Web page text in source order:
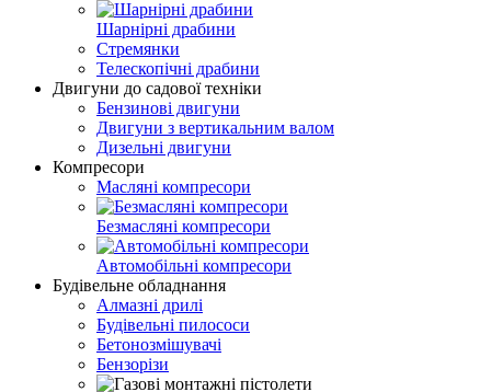
Шарнірні драбини
Стремянки
Телескопічні драбини
Двигуни до садової техніки
Бензинові двигуни
Двигуни з вертикальним валом
Дизельні двигуни
Компресори
Масляні компресори
Безмасляні компресори
Автомобільні компресори
Будівельне обладнання
Алмазні дрилі
Будівельні пилососи
Бетонозмішувачі
Бензорізи